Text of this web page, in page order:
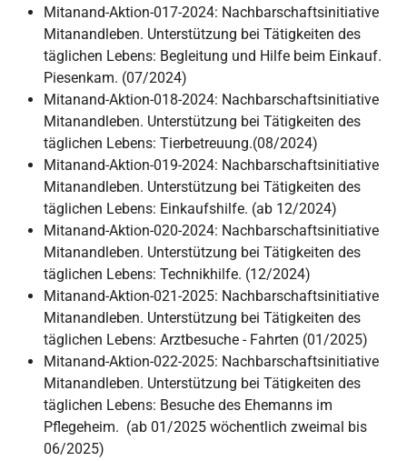
Mitanand-Aktion-017-2024: Nachbarschaftsinitiative
Mitanandleben. Unterstützung bei Tätigkeiten des
täglichen Lebens: Begleitung und Hilfe beim Einkauf.
Piesenkam. (07/2024)
Mitanand-Aktion-018-2024: Nachbarschaftsinitiative
Mitanandleben. Unterstützung bei Tätigkeiten des
täglichen Lebens: Tierbetreuung.(08/2024)
Mitanand-Aktion-019-2024: Nachbarschaftsinitiative
Mitanandleben. Unterstützung bei Tätigkeiten des
täglichen Lebens: Einkaufshilfe. (ab 12/2024)
Mitanand-Aktion-020-2024: Nachbarschaftsinitiative
Mitanandleben. Unterstützung bei Tätigkeiten des
täglichen Lebens: Technikhilfe. (12/2024)
Mitanand-Aktion-021-2025: Nachbarschaftsinitiative
Mitanandleben. Unterstützung bei Tätigkeiten des
täglichen Lebens: Arztbesuche - Fahrten (01/2025)
Mitanand-Aktion-022-2025: Nachbarschaftsinitiative
Mitanandleben. Unterstützung bei Tätigkeiten des
täglichen Lebens: Besuche des Ehemanns im
Pflegeheim. (ab 01/2025 wöchentlich zweimal bis
06/2025)